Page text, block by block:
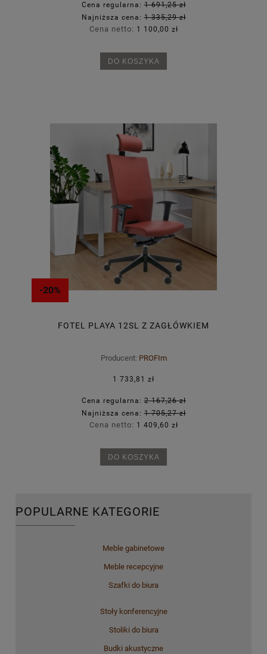
Cena regularna:1 691,25 zł
Najniższa cena:1 335,29 zł
Cena netto: 1 100,00 zł
DO KOSZYKA
-20%
FOTEL PLAYA 12SL Z ZAGŁÓWKIEM
Producent: PROFIm
1 733,81 zł
Cena regularna:2 167,26 zł
Najniższa cena:1 705,27 zł
Cena netto: 1 409,60 zł
DO KOSZYKA
POPULARNE KATEGORIE
Meble gabinetowe
Meble recepcyjne
Szafki do biura
Stoły konferencyjne
Stoliki do biura
Budki akustyczne